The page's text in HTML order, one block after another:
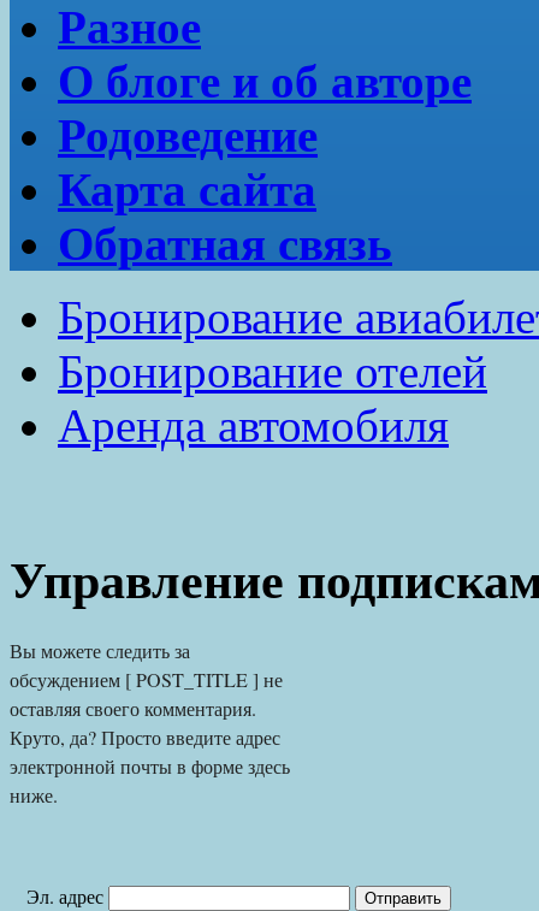
Разное
О блоге и об авторе
Родоведение
Карта сайта
Обратная связь
Бронирование
Бронирование отелей
Аренда автомобиля
Управление
Вы можете следить за
обсуждением [ POST_TITLE ] не
оставляя своего комментария.
Круто, да? Просто введите адрес
электронной почты в форме здесь
ниже.
Эл. адрес